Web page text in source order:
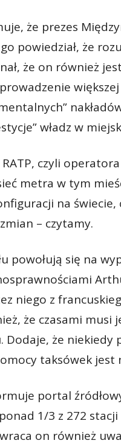
że prezes
powiedział, że
że on również
władz w
RATP, czyli
metra w tym
na
– czytamy.
powołują się na
niego z
że czasami
Dodaje, że niekiedy
taksówek jest
portal
1/3 z 272
on również